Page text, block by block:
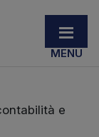
e